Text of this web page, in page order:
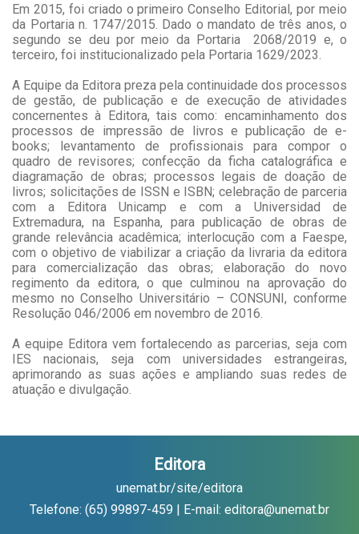
Em 2015, foi criado o primeiro Conselho Editorial, por meio
da Portaria n. 1747/2015. Dado o mandato de três anos, o
segundo se deu por meio da Portaria 2068/2019 e, o
terceiro, foi institucionalizado pela Portaria 1629/2023.
A Equipe da Editora preza pela continuidade dos processos
de gestão, de publicação e de execução de atividades
concernentes à Editora, tais como: encaminhamento dos
processos de impressão de livros e publicação de e-
books; levantamento de profissionais para compor o
quadro de revisores; confecção da ficha catalográfica e
diagramação de obras; processos legais de doação de
livros; solicitações de ISSN e ISBN; celebração de parceria
com a Editora Unicamp e com a Universidad de
Extremadura, na Espanha, para publicação de obras de
grande relevância acadêmica; interlocução com a Faespe,
com o objetivo de viabilizar a criação da livraria da editora
para comercialização das obras; elaboração do novo
regimento da editora, o que culminou na aprovação do
mesmo no Conselho Universitário – CONSUNI, conforme
Resolução 046/2006 em novembro de 2016.
A equipe Editora vem fortalecendo as parcerias, seja com
IES nacionais, seja com universidades estrangeiras,
aprimorando as suas ações e ampliando suas redes de
atuação e divulgação.
Editora
unemat.br/site/editora
Telefone: (65) 99897-459 | E-mail: editora@unemat.br